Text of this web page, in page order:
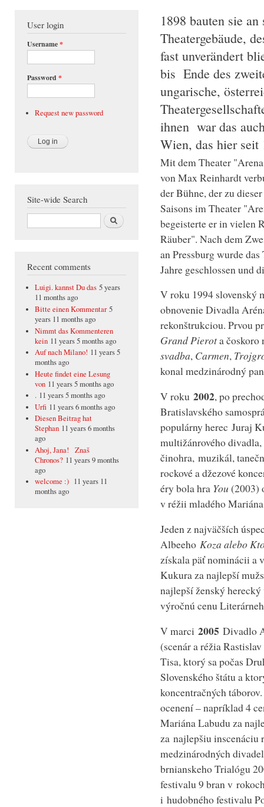
User login
Username*
Password *
Request new password
Site-wide Search
Search
Recent comments
Luigi. kannst Du das 5 years
11 months ago
Bitte einen Kommentar 5
years 11 months ago
Nimmt das Kommenteren
kein 11 years 5 months ago
Auf nach Milano! 11 years 5
months ago
Heute findet eine Lesung
von 11 years 5 months ago
. 11 years 5 months ago
Urfi 11 years 6 months ago
Diesen Beitrag hat
Stephan 11 years 6 months
ago
Ahoj, Jana! Znaš
Chronos? 11 years 9 months
ago
welcome :) 11 years 11
months ago
1898 bauten sie
Theatergebäude,
fast unverändert
bis Ende des
ungarische,
ihnen war das
Wien, das hier
Mit dem Theater
von Max Reinhardt
der Bühne, der zu
Saisons im Theater
begeisterte er in vielen
Räuber". Nach dem
an Pressburg wurde
Jahre geschlossen und
V roku 1994 slovenský
obnovenie Divadla
rekonštrukciou. Prvou
Grand Pierota
svadba, Carmen,
konal medzinárodný
V roku 2002, po
Bratislavského
populárny herec Juraj
multižánrového
činohra, muzikál,
rockové a džezové
éry bola hra You (2003)
v réžii mladého
Jeden z najväčších
Albeeho Koza alebo
získala päť nominácii a
Kukura za najlepší
najlepší ženský
výročnú cenu
V marci 2005 Divadlo
(scenár a réžia
Tisa, ktorý sa počas
Slovenského štátu a
koncentračných
ocenení – napríklad 4
Mariána Labudu za
za najlepšiu inscenáciu
medzinárodných
brnianskeho Trialógu
festivalu 9 bran v
i hudobného festivalu